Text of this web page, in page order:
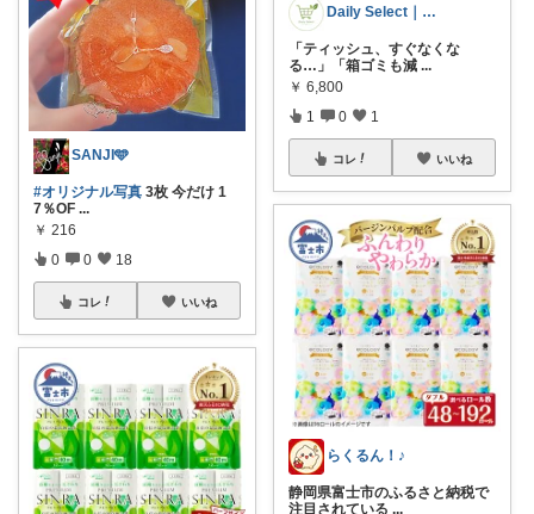
SANJI🩵
#オリジナル写真 3枚 今だけ 1
7％OF ...
￥ 216
0 0 18
コレ いいね
Daily Select｜日用品・食品
「ティッシュ、すぐなくな
る…」「箱ゴミも減 ...
￥ 6,800
1 0 1
コレ いいね
らくるん！♪
静岡県富士市のふるさと納税で
注目されている ...